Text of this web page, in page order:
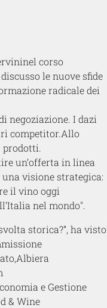
nel corso
le nuove sfide
radicale dei
negoziazione. I dazi
competitor.Allo
prodotti.
un’offerta in linea
una visione strategica:
il vino oggi
nel mondo".
storica?”, ha visto
Albiera
e Gestione
& Wine